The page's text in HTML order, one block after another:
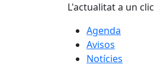
L'actualitat a un clic
Agenda
Avisos
Notícies